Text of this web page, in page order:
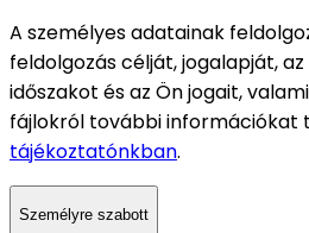
A személyes adatainak
feldolgozás célját, jogalapját,
időszakot és az Ön jogait,
fájlokról további információkat
tájékoztatónkban.
Személyre szabott